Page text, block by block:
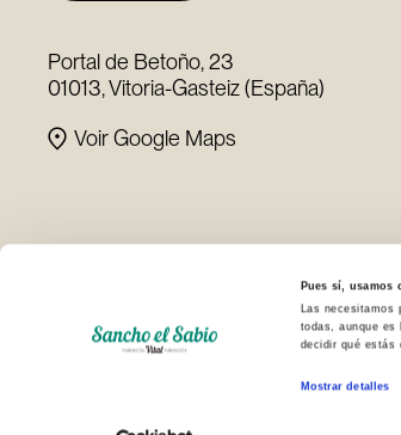
Pues sí, usamos
Las necesitamos
todas, aunque
decidir qué estás
Mostrar detalles
Portal de Betoño, 23
01013, Vitoria-Gasteiz (España)
Voir Google Maps